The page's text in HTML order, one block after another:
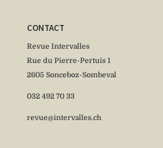
CONTACT
Revue Intervalles
Rue du Pierre-Pertuis 1
2605 Sonceboz-Sombeval
032 492 70 33
revue@intervalles.ch